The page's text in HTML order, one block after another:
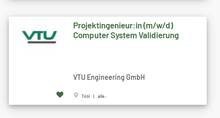
Projektingenieur:in (m/w/d)
Computer System Validierung
VTU Engineering GmbH
Tirol | alle...